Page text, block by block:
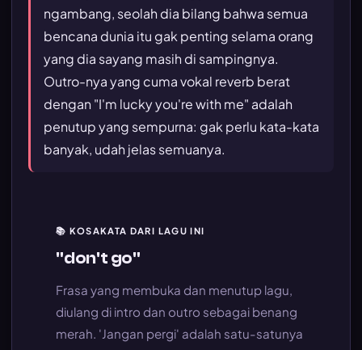
ngambang, seolah dia bilang bahwa semua
bencana dunia itu gak penting selama orang
yang dia sayang masih di sampingnya.
Outro-nya yang cuma vokal reverb berat
dengan "I'm lucky you're with me" adalah
penutup yang sempurna: gak perlu kata-kata
banyak, udah jelas semuanya.
📚 KOSAKATA DARI LAGU INI
"don't go"
Frasa yang membuka dan menutup lagu,
diulang di intro dan outro sebagai benang
merah. 'Jangan pergi' adalah satu-satunya